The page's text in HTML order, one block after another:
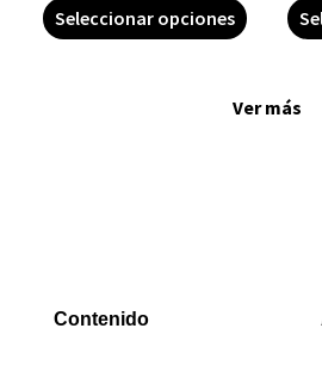
Seleccionar opciones
Ver más
Contenido